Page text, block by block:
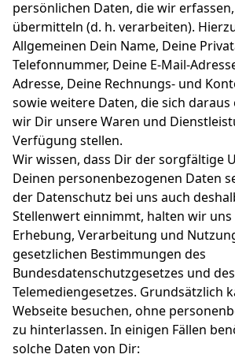
persönlichen Daten, die wir
übermitteln (d. h. verarbeiten).
Allgemeinen Dein Name, Deine
Telefonnummer, Deine E-Mail-
Adresse, Deine Rechnungs- und
sowie weitere Daten, die sich daraus
wir Dir unsere Waren und
Verfügung stellen.
Wir wissen, dass Dir der sorgfältige
Deinen personenbezogenen Daten
der Datenschutz bei uns auch
Stellenwert einnimmt, halten wir uns
Erhebung, Verarbeitung und
gesetzlichen Bestimmungen des
Bundesdatenschutzgesetzes und des
Telemediengesetzes. Grundsätzlich
Webseite besuchen, ohne
zu hinterlassen. In einigen Fällen
solche Daten von Dir: